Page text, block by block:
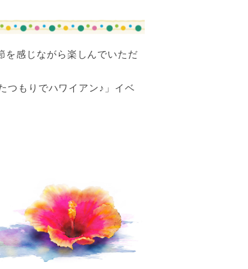
を感じながら楽しんでいただ
つもりでハワイアン♪」イベ